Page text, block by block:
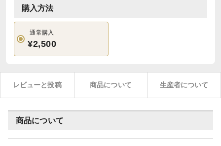
購入方法
通常購入
¥2,500
レビューと投稿 商品について 生産者について
商品について